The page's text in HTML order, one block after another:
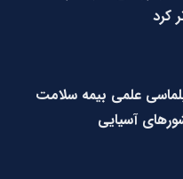
کرد
علمی بیمه سلامت
آسیایی